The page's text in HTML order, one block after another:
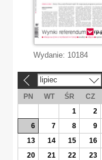
Wydanie: 10184
lipiec
PN WT ŚR CZ
1
2
6
7 8 9
13
14 15 16
20
21 22 23